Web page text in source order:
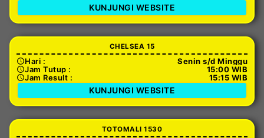
KUNJUNGI WEBSITE
CHELSEA 15
Hari :
Senin s/d Minggu
Jam Tutup :
15:00 WIB
Jam Result :
15:15 WIB
KUNJUNGI WEBSITE
TOTOMALI 1530